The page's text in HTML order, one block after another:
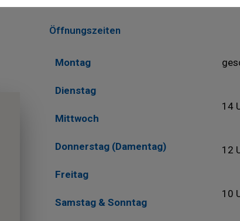
Öffnungszeiten
Montag
Dienstag
Mittwoch
Donnerstag (Damentag)
Freitag
Samstag & Sonntag
14
12
10